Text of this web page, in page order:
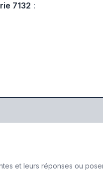
7132 :
et leurs réponses ou